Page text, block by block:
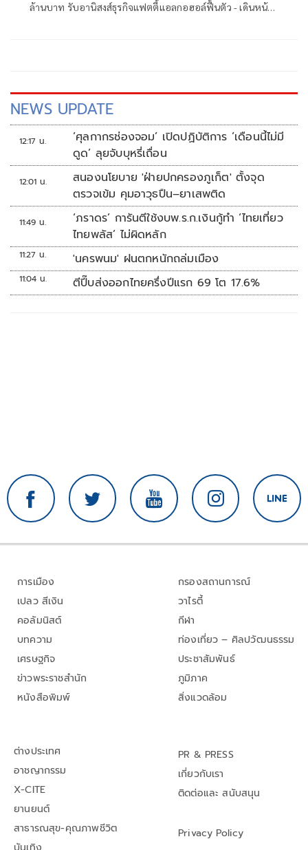
ล้านบาท รับอานิสงส์ธุรกิจแฟตตี้แอลกอฮอล์ฟื้นตัว - เดินหน้า
NEWS UPDATE
12:17 น.
‘ศุลกากรช่องจอม’ เปิดปฏิบัติการ ‘เดือนนี้ไม่มี
ดูด’ ลุยจับบุหรี่เถื่อน
12:01 น.
สนองนโยบาย 'ฝ่ายปกครองภูเก็ต' ตั้งจุด
ตรวจเข้ม คุมอาวุธปืน–ยาเสพติด
11:49 น.
‘ภราดร’ การันตีใช้งบพ.ร.ก.เงินกู้ทำ ‘ไทยเที่ยว
ไทยพลัส’ ไม่ผิดหลัก
11:27 น. 'นครพนม' ฝนตกหนักถล่มเมือง
11:04 น. ตีปี๊บส่งออกไทยครึ่งปีแรก 69 โต 17.6%
การเมือง
เปลว สีเงิน
คอลัมนิสต์
บทความ
เศรษฐกิจ
ข่าวพระราชสำนัก
หนังสือพิมพ์
กรองสถานการณ์
วาไรตี้
กีฬา
ท่องเที่ยว – ศิลปวัฒนธรรม
ประชาสัมพันธ์
ภูมิภาค
สิ่งแวดล้อม
ต่างประเทศ
อาชญากรรม
X-CITE
ยานยนต์
สาธารณสุข-คุณภาพชีวิต
PR & PRESS
เกี่ยวกับเรา
ติดต่อและ สนับสนุน
Privacy Policy